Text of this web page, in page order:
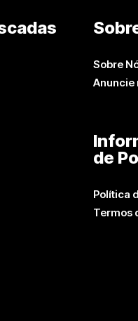
Sobre
Anuncie
de
Política
Termos